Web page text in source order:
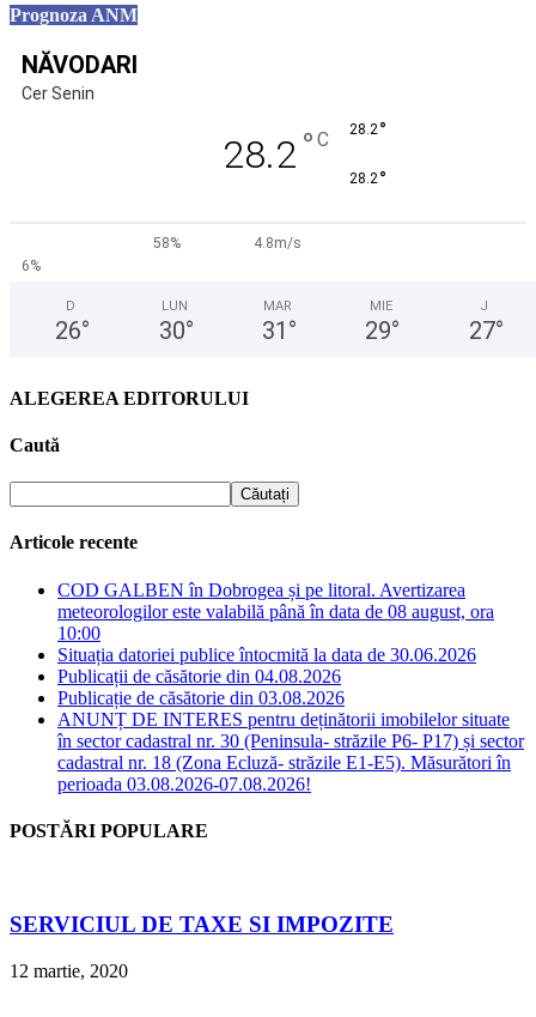
Prognoza ANM
NĂVODARI
Cer Senin
28.2 ° C 28.2°
28.2°
58%
4.8m/s
6%
D
26°
LUN
30°
MAR
31 °
MIE
29°
J
27°
ALEGEREA EDITORULUI
Caută
Articole recente
COD GALBEN în Dobrogea și pe litoral. Avertizarea
meteorologilor este valabilă până în data de 08 august, ora
10:00
Situația datoriei publice întocmită la data de 30.06.2026
Publicații de căsătorie din 04.08.2026
Publicație de căsătorie din 03.08.2026
ANUNȚ DE INTERES pentru deținătorii imobilelor situate
în sector cadastral nr. 30 (Peninsula- străzile P6- P17) și sector
cadastral nr. 18 (Zona Ecluză- străzile E1-E5). Măsurători în
perioada 03.08.2026-07.08.2026!
POSTĂRI POPULARE
SERVICIUL DE TAXE SI IMPOZITE
12 martie, 2020